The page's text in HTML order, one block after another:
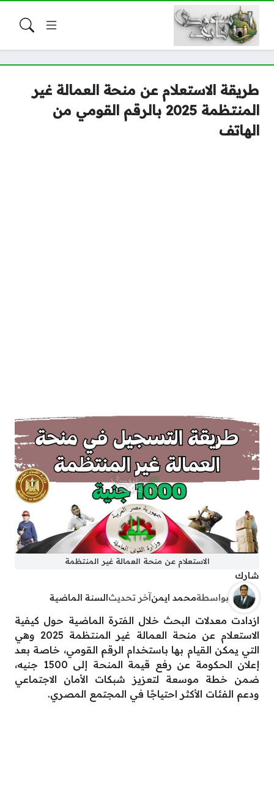
طريقة الاستعلام عن منحة العمالة غير
المنتظمة 2025 بالرقم القومي من
الهاتف
الاستعلام عن منحة العمالة غير المنتظمة
شارك
بواسطةمحمد ايمنآخر تحديثالسنة الماضية
ازدادت معدلات البحث خلال الفترة الماضية حول كيفية
الاستعلام عن منحة العمالة غير المنتظمة 2025 وهي
التي يمكن القيام بها باستخدام الرقم القومي، خاصة بعد
إعلان الحكومة عن رفع قيمة المنحة إلى 1500 جنيه،
ضمن خطة موسعة لتعزيز شبكات الأمان الاجتماعي
ودعم الفئات الأكثر احتياجًا في المجتمع المصري.